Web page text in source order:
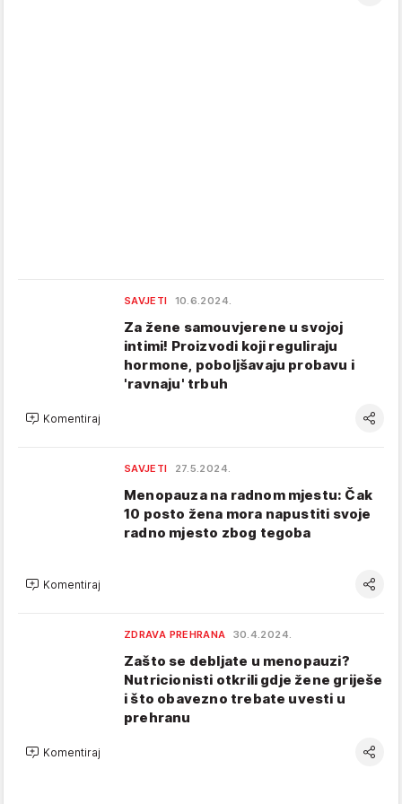
SAVJETI 10.6.2024.
Za žene samouvjerene u svojoj
intimi! Proizvodi koji reguliraju
hormone, poboljšavaju probavu i
'ravnaju' trbuh
Komentiraj
SAVJETI 27.5.2024.
Menopauza na radnom mjestu: Čak
10 posto žena mora napustiti svoje
radno mjesto zbog tegoba
Komentiraj
ZDRAVA PREHRANA 30.4.2024.
Zašto se debljate u menopauzi?
Nutricionisti otkrili gdje žene griješe
i što obavezno trebate uvesti u
prehranu
Komentiraj